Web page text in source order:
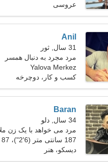
عروسی
Anil
31 سال, ثور
مرد مجرد به دنبال همسر
Yalova Merkez
کسب و کار، دوچرخه
Baran
34 سال, دلو
مرد می خواهد با یک زن
187 سانتی متر (6'2")، 87 کیلوگرم (191 پوند)
دیسکو، هنر